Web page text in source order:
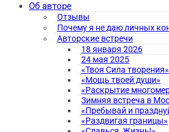
Об авторе
Отзывы
Почему я не даю личных
Авторские встречи
18 января 2026
24 мая 2025
«Твоя Сила творения»
«Мощь твоей души»
«Раскрытие
Зимняя встреча в
«Пребывай и
«Раздвигая границы»